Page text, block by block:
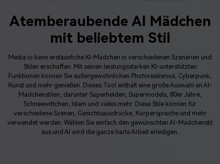
Atemberaubende AI Mädchen
mit beliebtem Stil
Media.io kann erstaunliche KI-Mädchen in verschiedenen Szenarien und
Stilen erschaffen. Mit seinen leistungsstarken KI-unterstützten
Funktionen können Sie außergewöhnlichen Photorealismus, Cyberpunk,
Kunst und mehr genießen. Dieses Tool enthält eine große Auswahl an AI-
Mädchenstilen, darunter Superhelden, Supermodels, 80er Jahre,
Schneewittchen, Islam und vieles mehr. Diese Stile können für
verschiedene Szenen, Gesichtsausdrücke, Körpersprache und mehr
verwendet werden. Wählen Sie einfach den gewünschten AI-Mädchenstil
aus und AI wird die ganze harte Arbeit erledigen.